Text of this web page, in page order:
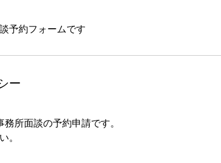
予約フォームです
ー
所面談の予約申請です。
。